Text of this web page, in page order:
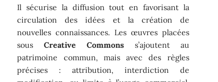
Il sécurise la diffusion tout en favorisant la
circulation des idées et la création de
nouvelles connaissances. Les œuvres placées
sousCreative Commons s’ajoutent au
patrimoine commun, mais avec des règles
précises : attribution, interdiction de